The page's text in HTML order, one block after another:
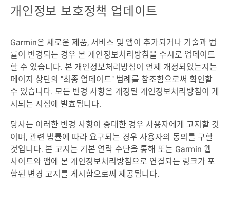
개인정보 보호정책 업데이트
Garmin은 새로운 제품, 서비스 및 앱이 추가되거나 기술과 법
률이 변경되는 경우 본 개인정보처리방침을 수시로 업데이트
할 수 있습니다. 본 개인정보처리방침이 언제 개정되었는지는
페이지 상단의 "최종 업데이트" 범례를 참조함으로써 확인할
수 있습니다. 모든 변경 사항은 개정된 개인정보처리방침이 게
시되는 시점에 발효됩니다.
당사는 이러한 변경 사항이 중대한 경우 사용자에게 고지할 것
이며, 관련 법률에 따라 요구되는 경우 사용자의 동의를 구할
것입니다. 본 고지는 기본 연락 수단을 통해 또는 Garmin 웹
사이트와 앱에 본 개인정보처리방침으로 연결되는 링크가 포
함된 변경 고지를 게시함으로써 제공됩니다.